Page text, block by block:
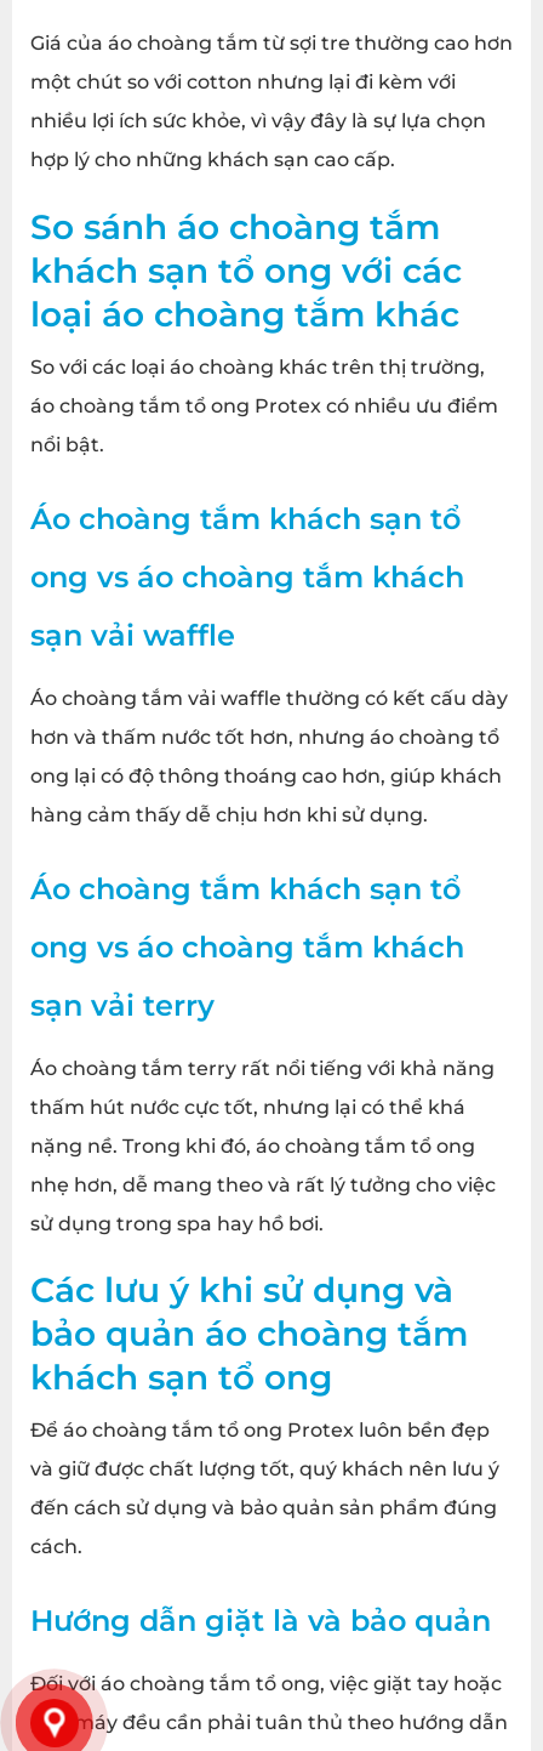
Giá của áo choàng tắm từ sợi tre thường cao hơn
một chút so với cotton nhưng lại đi kèm với
nhiều lợi ích sức khỏe, vì vậy đây là sự lựa chọn
hợp lý cho những khách sạn cao cấp.
So sánh áo choàng tắm
khách sạn tổ ong với các
loại áo choàng tắm khác
So với các loại áo choàng khác trên thị trường,
áo choàng tắm tổ ong Protex có nhiều ưu điểm
nổi bật.
Áo choàng tắm khách sạn tổ
ong vs áo choàng tắm khách
sạn vải waffle
Áo choàng tắm vải waffle thường có kết cấu dày
hơn và thấm nước tốt hơn, nhưng áo choàng tổ
ong lại có độ thông thoáng cao hơn, giúp khách
hàng cảm thấy dễ chịu hơn khi sử dụng.
Áo choàng tắm khách sạn tổ
ong vs áo choàng tắm khách
sạn vải terry
Áo choàng tắm terry rất nổi tiếng với khả năng
thấm hút nước cực tốt, nhưng lại có thể khá
nặng nề. Trong khi đó, áo choàng tắm tổ ong
nhẹ hơn, dễ mang theo và rất lý tưởng cho việc
sử dụng trong spa hay hồ bơi.
Các lưu ý khi sử dụng và
bảo quản áo choàng tắm
khách sạn tổ ong
Để áo choàng tắm tổ ong Protex luôn bền đẹp
và giữ được chất lượng tốt, quý khách nên lưu ý
đến cách sử dụng và bảo quản sản phẩm đúng
cách.
Hướng dẫn giặt là và bảo quản
Đối với áo choàng tắm tổ ong, việc giặt tay hoặc
giặt máy đều cần phải tuân thủ theo hướng dẫn